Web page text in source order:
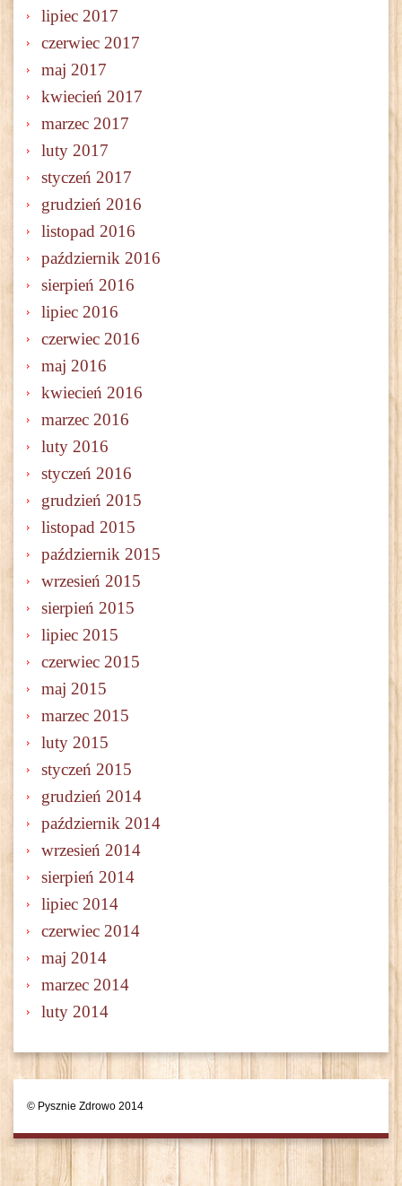
lipiec 2017
czerwiec 2017
maj 2017
kwiecień 2017
marzec 2017
luty 2017
styczeń 2017
grudzień 2016
listopad 2016
październik 2016
sierpień 2016
lipiec 2016
czerwiec 2016
maj 2016
kwiecień 2016
marzec 2016
luty 2016
styczeń 2016
grudzień 2015
listopad 2015
październik 2015
wrzesień 2015
sierpień 2015
lipiec 2015
czerwiec 2015
maj 2015
marzec 2015
luty 2015
styczeń 2015
grudzień 2014
październik 2014
wrzesień 2014
sierpień 2014
lipiec 2014
czerwiec 2014
maj 2014
marzec 2014
luty 2014
© Pysznie Zdrowo 2014